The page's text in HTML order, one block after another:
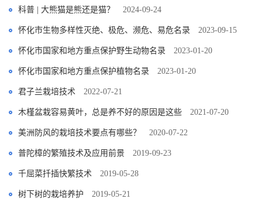
科普 | 大熊猫是熊还是猫？ 2024-09-24
怀化市生物多样性灭绝、极危、濒危、易危名录 2023-09-15
怀化市国家和地方重点保护野生动物名录 2023-01-20
怀化市国家和地方重点保护植物名录 2023-01-20
君子兰栽培技术 2022-07-21
木槿盆栽容易黄叶，总是养不好的原因是这些 2021-07-20
美洲防风的栽培技术要点有哪些？ 2020-07-22
普陀樟的繁殖技术及应用前景 2019-09-23
千屈菜扦插快繁技术 2019-05-28
树下树的栽培养护 2019-05-21